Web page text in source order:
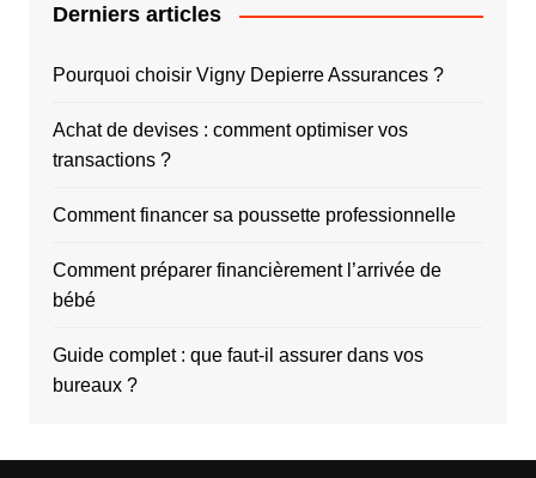
Derniers articles
Pourquoi choisir Vigny Depierre Assurances ?
Achat de devises : comment optimiser vos
transactions ?
Comment financer sa poussette professionnelle
Comment préparer financièrement l’arrivée de
bébé
Guide complet : que faut-il assurer dans vos
bureaux ?